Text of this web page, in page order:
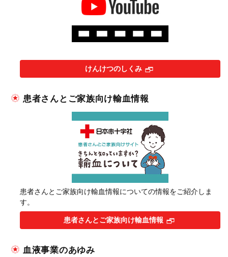
けんけつのしくみ
患者さんとご家族向け輸血情報
患者さんとご家族向け輸血情報についての情報をご紹介しま
す。
患者さんとご家族向け輸血情報
血液事業のあゆみ